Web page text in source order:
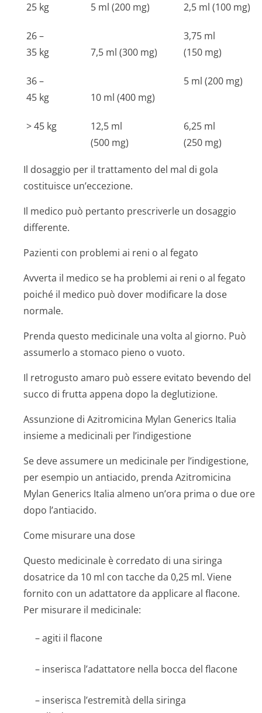
25 kg
5 ml (200 mg) 2,5 ml (100 mg)
26 –
35 kg
7,5 ml (300 mg)
3,75 ml
(150 mg)
36 –
45 kg
10 ml (400 mg)
5 ml (200 mg)
> 45 kg
12,5 ml
(500 mg)
6,25 ml
(250 mg)
Il dosaggio per il trattamento del mal di gola
costituisce un’eccezione.
Il medico può pertanto prescriverle un dosaggio
differente.
Pazienti con problemi ai reni o al fegato
Avverta il medico se ha problemi ai reni o al fegato
poiché il medico può dover modificare la dose
normale.
Prenda questo medicinale una volta al giorno. Può
assumerlo a stomaco pieno o vuoto.
Il retrogusto amaro può essere evitato bevendo del
succo di frutta appena dopo la deglutizione.
Assunzione di Azitromicina Mylan Generics Italia
insieme a medicinali per l’indigestione
Se deve assumere un medicinale per l’indigestione,
per esempio un antiacido, prenda Azitromicina
Mylan Generics Italia almeno un’ora prima o due ore
dopo l’antiacido.
Come misurare una dose
Questo medicinale è corredato di una siringa
dosatrice da 10 ml con tacche da 0,25 ml. Viene
fornito con un adattatore da applicare al flacone.
Per misurare il medicinale:
– agiti il flacone
– inserisca l’adattatore nella bocca del flacone
– inserisca l’estremità della siringa